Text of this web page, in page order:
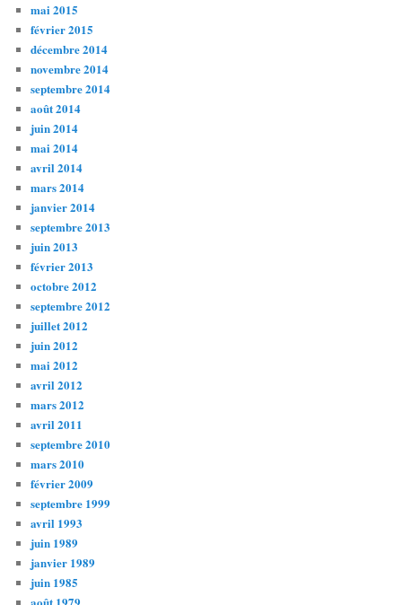
mai 2015
février 2015
décembre 2014
novembre 2014
septembre 2014
août 2014
juin 2014
mai 2014
avril 2014
mars 2014
janvier 2014
septembre 2013
juin 2013
février 2013
octobre 2012
septembre 2012
juillet 2012
juin 2012
mai 2012
avril 2012
mars 2012
avril 2011
septembre 2010
mars 2010
février 2009
septembre 1999
avril 1993
juin 1989
janvier 1989
juin 1985